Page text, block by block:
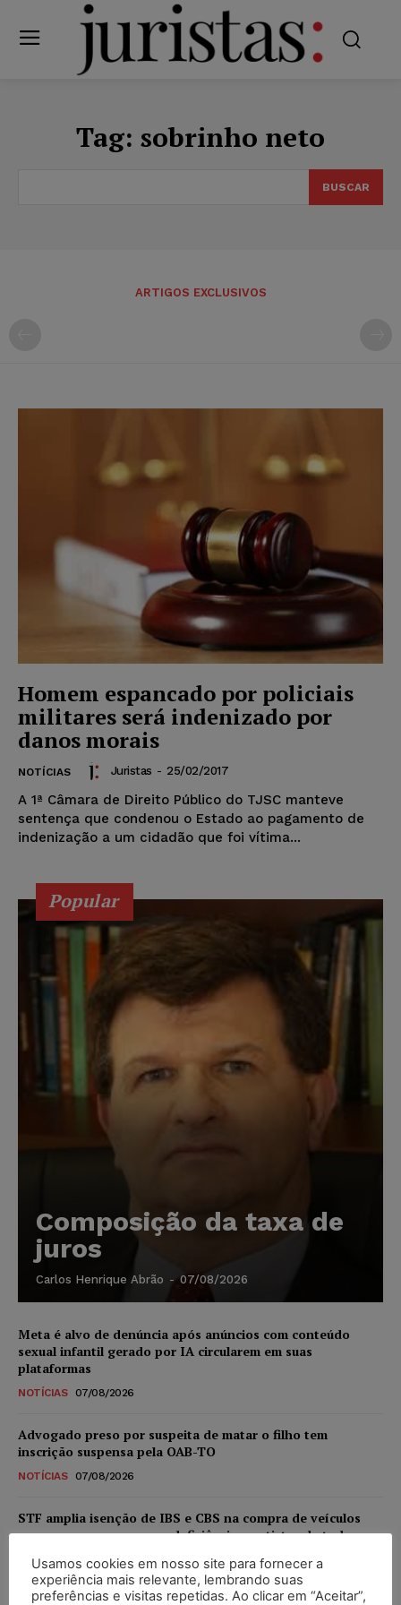
Tag: sobrinho neto
BUSCAR
ARTIGOS EXCLUSIVOS
Homem espancado por policiais
militares será indenizado por
danos morais
NOTÍCIAS Juristas - 25/02/2017
A 1ª Câmara de Direito Público do TJSC manteve
sentença que condenou o Estado ao pagamento de
indenização a um cidadão que foi vítima...
Popular
Composição da taxa de
juros
Carlos Henrique Abrão - 07/08/2026
Meta é alvo de denúncia após anúncios com conteúdo
sexual infantil gerado por IA circularem em suas
plataformas
NOTÍCIAS 07/08/2026
Advogado preso por suspeita de matar o filho tem
inscrição suspensa pela OAB-TO
NOTÍCIAS 07/08/2026
STF amplia isenção de IBS e CBS na compra de veículos
novos para pessoas com deficiência e autistas de todos os
DIREITO TRIBUTÁRIO 07/08/2026
Usamos cookies em nosso site para fornecer a
experiência mais relevante, lembrando suas
preferências e visitas repetidas. Ao clicar em “Aceitar”,